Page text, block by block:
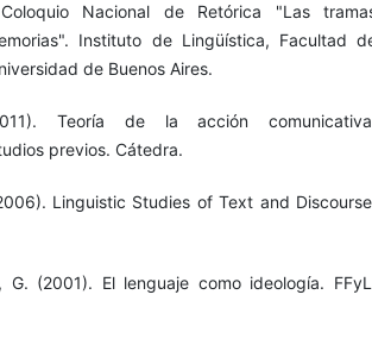
Nacional de Retórica "Las
Instituto de Lingüística, Facultad
de Buenos Aires.
Teoría de la acción
previos. Cátedra.
Linguistic Studies of Text and
G. (2001). El lenguaje como ideología.